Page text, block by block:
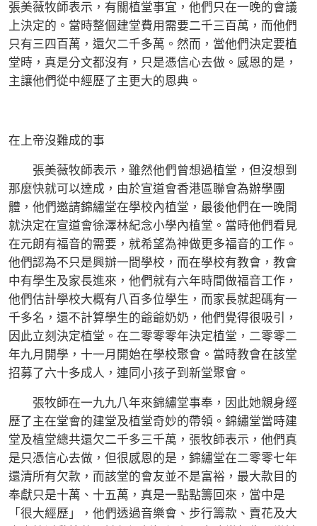
張美薇牧師表示，有關植堂事宜，他們只在一晚的會議
上決定的。當時整個建堂費用需要二千三百萬，而他們
只有三四百萬，還欠二千多萬。然而，當他們決定要植
堂時，真是分文都沒有，只是憑信心去做。感恩的是，
主讓他們從中經歷了主更大的恩典。
在上帝沒難成的事
張美薇牧師表示，雖然他們曾想過植堂，但沒想到
那麼快就可以達成，由於宣道會香港區聯會為辦學團
體，他們邀請錦繡堂在學校內植堂，最後他們在一晚間
就決定在宣道會徐澤林紀念小學內植堂。當時他們看見
在元朗有福音的需要，就希望為神做更多福音的工作。
他們認為不只是興辦一間學校，而在學校有教會，教會
中有學生及家長進來，他們就有六年時間做福音工作，
他們估計學校大概有八百多位學生，而家長就起碼有一
千多名，還不計算學生的爺爺奶奶，他們覺得很吸引，
因此立刻決定植堂。在二零零零年決定植堂，二零零二
年九月開學，十一月開始在學校聚會。當時教會在該堂
招募了六十多成人，連同小孩子到新堂聚會。
張牧師在一九九八年來錦繡堂事奉，因此她親身經
歷了主在堂會的建堂及植堂奇妙的帶領。錦繡堂當時建
堂及植堂總共還欠二千多三千萬，張牧師表示，他們真
是只憑信心去做，但很感恩的是，錦繡堂在二零零七年
還清所有欠款，而該堂的會友並不是富裕，最大款目的
奉獻只是十萬、十五萬，真是一點點籌回來，當中是
「很大經歷」，他們透過音樂會、步行籌款、賣花及大